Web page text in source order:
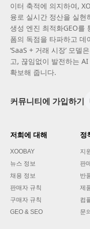
이터 축적에 의지하여,
융로 실시간 정산을 실
생성 엔진 최적화GEO를
폼의 독점을 타파하고
‘SaaS + 거래 시장’ 모
고, 끊임없이 발전하는
확보해 줍니다.
커뮤니티에 가입하기
저희에 대해
XOOBAY
뉴스 정보
채용 정보
판매자 규칙
구매자 규칙
GEO & SEO
정
지
판
반
제
컴
문